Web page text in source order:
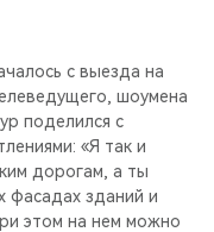
с выезда на
шоумена
поделился с
«Я так и
дорогам, а ты
фасадах зданий и
этом на нем можно